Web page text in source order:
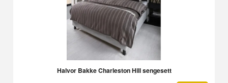
Halvor Bakke Charleston Hill sengesett